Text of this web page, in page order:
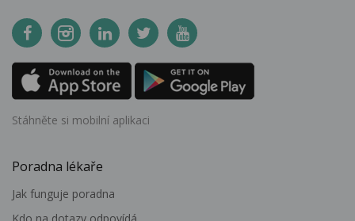
Stáhněte si mobilní aplikaci
Poradna lékaře
Jak funguje poradna
Kdo na dotazy odpovídá